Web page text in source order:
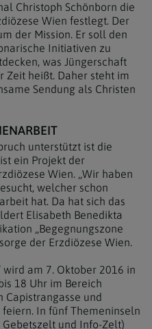
Christoph Schönborn die
Wien festlegt. Der
der Mission. Er soll den
Initiativen zu
was Jüngerschaft
Zeit heißt. Daher steht im
Sendung als Christen
unterstützt ist die
ein Projekt der
Wien. „Wir haben
welcher schon
hat. Da hat sich das
Elisabeth Benedikta
„Begegnungszone
der Erzdiözese Wien.
wird am 7. Oktober 2016 in
18 Uhr im Bereich
und
In fünf Themeninseln
und Info-Zelt)